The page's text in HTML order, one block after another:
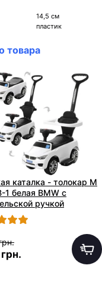
14,5 см
пластик
товара
каталка - толокар M
1 белая BMW с
ручкой